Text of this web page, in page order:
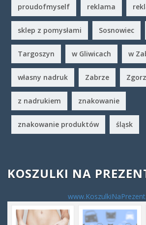
proudofmyself reklama
sklep z pomysłami Sosnowiec
Targoszyn w Gliwicach w
własny nadruk Zabrze
z nadrukiem znakowanie
znakowanie produktów śląsk
KOSZULKI NA